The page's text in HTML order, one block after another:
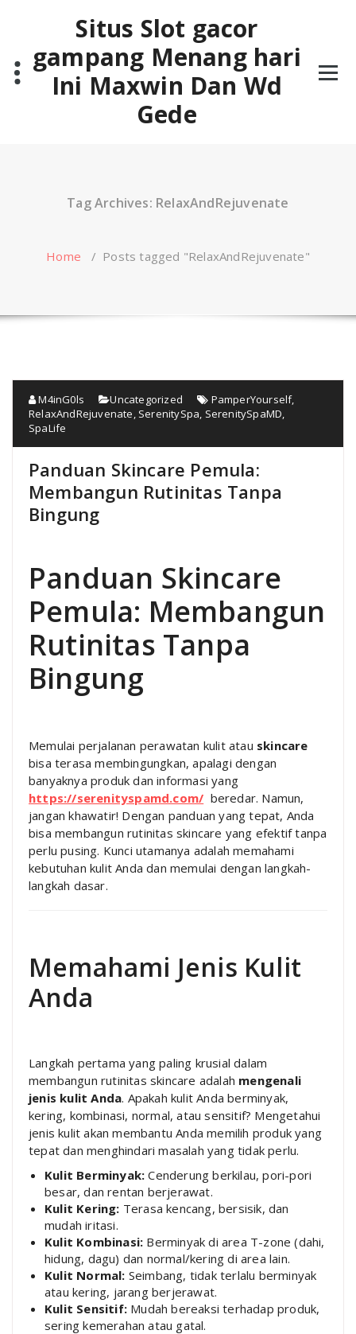
Situs Slot gacor
gampang Menang hari
Ini Maxwin Dan Wd
Gede
Tag Archives: RelaxAndRejuvenate
Home / Posts tagged "RelaxAndRejuvenate"
M4inG0ls Uncategorized PamperYourself,
RelaxAndRejuvenate SerenitySpa SerenitySpaMD
SpaLife
Panduan Skincare Pemula:
Membangun Rutinitas Tanpa
Bingung
Panduan Skincare
Pemula: Membangun
Rutinitas Tanpa
Bingung
Memulai perjalanan perawatan kulit atau skincare
bisa terasa membingungkan, apalagi dengan
banyaknya produk dan informasi yang
https://serenityspamd.com/ beredar. Namun,
jangan khawatir! Dengan panduan yang tepat, Anda
bisa membangun rutinitas skincare yang efektif tanpa
perlu pusing. Kunci utamanya adalah memahami
kebutuhan kulit Anda dan memulai dengan langkah-
langkah dasar.
Memahami Jenis Kulit
Anda
Langkah pertama yang paling krusial dalam
membangun rutinitas skincare adalah mengenali
jenis kulit Anda. Apakah kulit Anda berminyak,
kering, kombinasi, normal, atau sensitif? Mengetahui
jenis kulit akan membantu Anda memilih produk yang
tepat dan menghindari masalah yang tidak perlu.
Kulit Berminyak: Cenderung berkilau, pori-pori
besar, dan rentan berjerawat.
Kulit Kering: Terasa kencang, bersisik, dan
mudah iritasi.
Kulit Kombinasi: Berminyak di area T-zone (dahi,
hidung, dagu) dan normal/kering di area lain.
Kulit Normal: Seimbang, tidak terlalu berminyak
atau kering, jarang berjerawat.
Kulit Sensitif: Mudah bereaksi terhadap produk,
sering kemerahan atau gatal.